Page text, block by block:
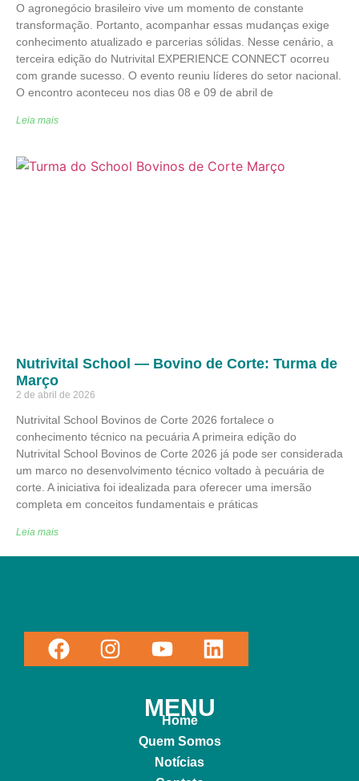
O agronegócio brasileiro vive um momento de constante
transformação. Portanto, acompanhar essas mudanças exige
conhecimento atualizado e parcerias sólidas. Nesse cenário, a
terceira edição do Nutrivital EXPERIENCE CONNECT ocorreu
com grande sucesso. O evento reuniu líderes do setor nacional.
O encontro aconteceu nos dias 08 e 09 de abril de
Leia mais
Nutrivital School — Bovino de Corte: Turma de
Março
2 de abril de 2026
Nutrivital School Bovinos de Corte 2026 fortalece o
conhecimento técnico na pecuária A primeira edição do
Nutrivital School Bovinos de Corte 2026 já pode ser considerada
um marco no desenvolvimento técnico voltado à pecuária de
corte. A iniciativa foi idealizada para oferecer uma imersão
completa em conceitos fundamentais e práticas
Leia mais
MENU
Home
Quem Somos
Notícias